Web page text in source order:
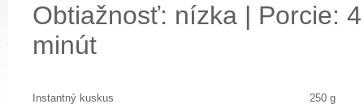
Obtiažnosť: nízka | Porcie:
minút
Instantný kuskus
250 g